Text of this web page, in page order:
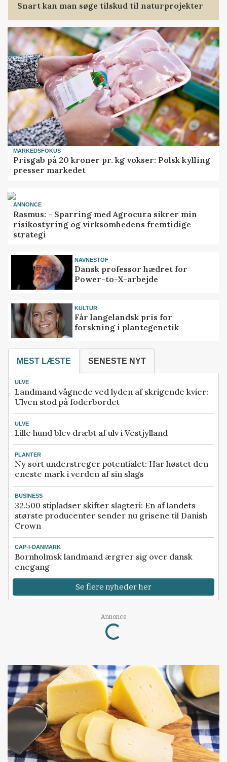
Snart kan man søge tilskud til naturprojekter
MARKEDSFOKUS
Prisgab på 20 kroner pr. kg vokser: Polsk kylling
presser markedet
ANNONCE
Rasmus: - Sparring med Agrocura sikrer min
risikostyring og virksomhedens fremtidige
strategi
NAVNESTOF
Dansk professor hædret for
Power-to-X-arbejde
KULTUR
Får langelandsk pris for
forskning i plantegenetik
MEST LÆSTE SENESTE NYT
ULVE
Landmand vågnede ved lyden af skrigende kvier:
Ulven stod på foderbordet
ULVE
Lille hund blev dræbt af ulv i Vestjylland
PLANTER
Ny sort understreger potentialet: Har høstet den
eneste mark i verden af sin slags
BUSINESS
32.500 stipladser skifter slagteri: En af landets
største producenter sender nu grisene til Danish
Crown
CAP-I-DANMARK
Bornholmsk landmand ærgrer sig over dansk
enegang
Se flere nyheder her
Annonce
Loading...